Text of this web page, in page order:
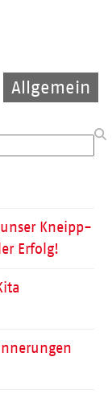
Allgemein
Kinder
Allgemein
Kneipp-
Erfolg!